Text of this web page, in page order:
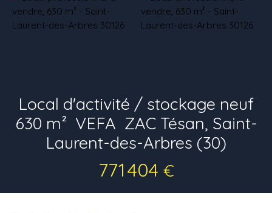
Estimation
Local d'activité / stockage neuf
630 m²  VEFA  ZAC Tésan, Saint-
Laurent-des-Arbres (30)
771 404 €